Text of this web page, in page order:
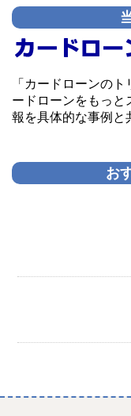
「カードローンの
ードローンをもっと
報を具体的な事例と
お